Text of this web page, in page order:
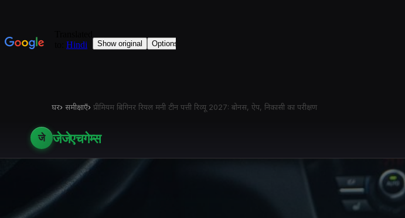
घर› समीक्षाएँ› प्रीमियम बिगिनर रियल मनी टीन पत्ती रिव्यू 2027: बोनस, ऐप, निकासी का परीक्षण
जे जेजेएचगेम्स